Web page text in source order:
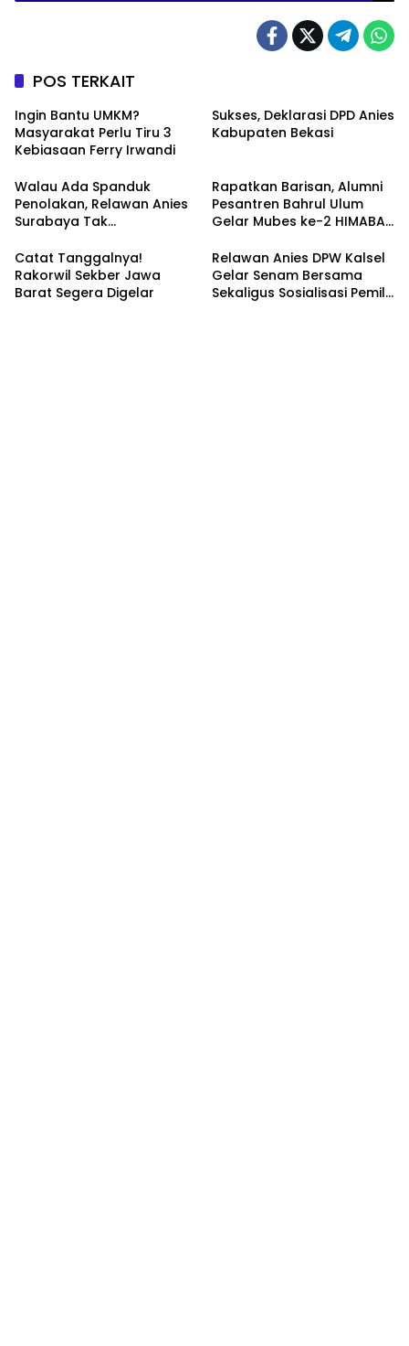
POS TERKAIT
Ingin Bantu UMKM?
Masyarakat Perlu Tiru 3
Kebiasaan Ferry Irwandi
Sukses, Deklarasi DPD Anies
Kabupaten Bekasi
Walau Ada Spanduk
Penolakan, Relawan Anies
Surabaya Tak
Rapatkan Barisan, Alumni
Pesantren Bahrul Ulum
Gelar Mubes ke-2 HIMABAS
Semarang
Catat Tanggalnya!
Rakorwil Sekber Jawa
Barat Segera Digelar
Relawan Anies DPW Kalsel
Gelar Senam Bersama
Sekaligus Sosialisasi Pemilu